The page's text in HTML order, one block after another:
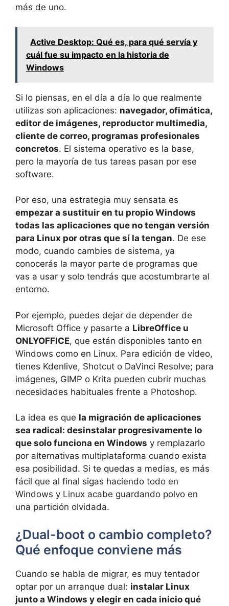
más de uno.
Active Desktop: Qué es, para qué servía y
cuál fue su impacto en la historia de
Windows
Si lo piensas, en el día a día lo que realmente
utilizas son aplicaciones: navegador, ofimática,
editor de imágenes, reproductor multimedia,
cliente de correo, programas profesionales
concretos. El sistema operativo es la base,
pero la mayoría de tus tareas pasan por ese
software.
Por eso, una estrategia muy sensata es
empezar a sustituir en tu propio Windows
todas las aplicaciones que no tengan versión
para Linux por otras que sí la tengan. De ese
modo, cuando cambies de sistema, ya
conocerás la mayor parte de programas que
vas a usar y solo tendrás que acostumbrarte al
entorno.
Por ejemplo, puedes dejar de depender de
Microsoft Office y pasarte a LibreOffice u
ONLYOFFICE, que están disponibles tanto en
Windows como en Linux. Para edición de vídeo,
tienes Kdenlive, Shotcut o DaVinci Resolve; para
imágenes, GIMP o Krita pueden cubrir muchas
necesidades habituales frente a Photoshop.
La idea es que la migración de aplicaciones
sea radical: desinstalar progresivamente lo
que solo funciona en Windows y remplazarlo
por alternativas multiplataforma cuando exista
esa posibilidad. Si te quedas a medias, es más
fácil que al final sigas haciendo todo en
Windows y Linux acabe guardando polvo en
una partición olvidada.
¿Dual-boot o cambio completo?
Qué enfoque conviene más
Cuando se habla de migrar, es muy tentador
optar por un arranque dual: instalar Linux
junto a Windows y elegir en cada inicio qué